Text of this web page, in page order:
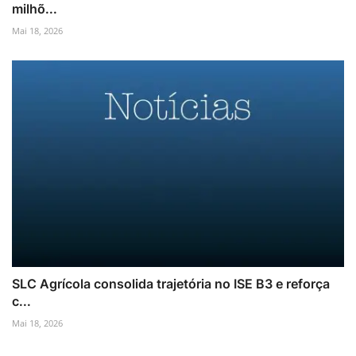
milhõ...
Mai 18, 2026
SLC Agrícola consolida trajetória no ISE B3 e reforça
c...
Mai 18, 2026